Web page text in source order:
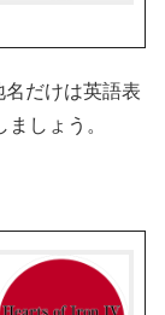
だけは英語表
しょう。